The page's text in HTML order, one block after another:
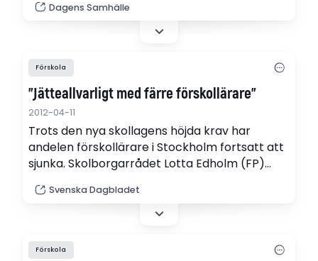
överkompenserar varje år förortskommuner
runt Stockholm med hundratals miljoner
Dagens Samhälle
Förskola
”Jätteallvarligt med färre förskollärare”
2012-04-11
Trots den nya skollagens höjda krav har
andelen förskollärare i Stockholm fortsatt att
sjunka. Skolborgarrådet Lotta Edholm (FP)
mer men att det största problemet är att för
få förskollärare utbildas.
Svenska Dagbladet
Förskola